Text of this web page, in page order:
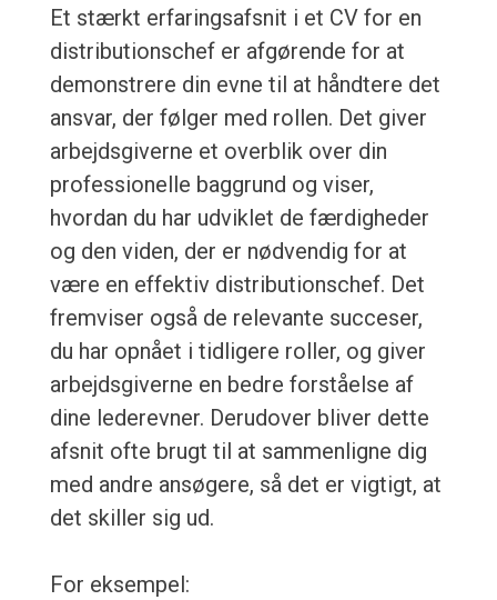
Et stærkt erfaringsafsnit i et CV for en
distributionschef er afgørende for at
demonstrere din evne til at håndtere det
ansvar, der følger med rollen. Det giver
arbejdsgiverne et overblik over din
professionelle baggrund og viser,
hvordan du har udviklet de færdigheder
og den viden, der er nødvendig for at
være en effektiv distributionschef. Det
fremviser også de relevante succeser,
du har opnået i tidligere roller, og giver
arbejdsgiverne en bedre forståelse af
dine lederevner. Derudover bliver dette
afsnit ofte brugt til at sammenligne dig
med andre ansøgere, så det er vigtigt, at
det skiller sig ud.
For eksempel: